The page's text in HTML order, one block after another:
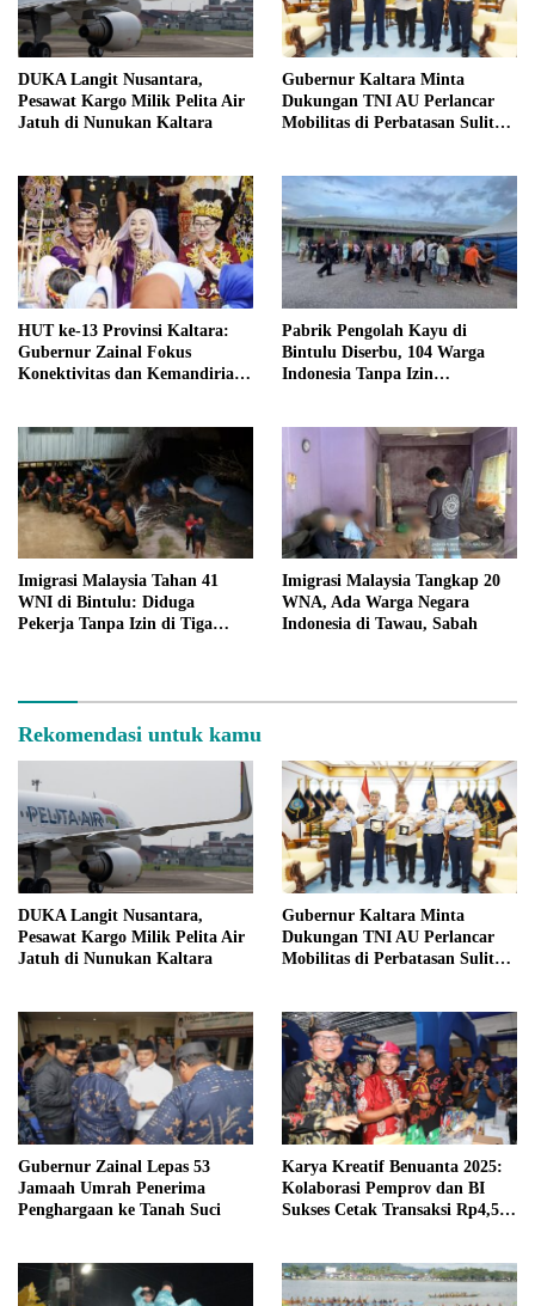
DUKA Langit Nusantara,
Pesawat Kargo Milik Pelita Air
Jatuh di Nunukan Kaltara
Gubernur Kaltara Minta
Dukungan TNI AU Perlancar
Mobilitas di Perbatasan Sulit
HUT ke-13 Provinsi Kaltara:
Gubernur Zainal Fokus
Konektivitas dan Kemandirian
Pabrik Pengolah Kayu di
Bintulu Diserbu, 104 Warga
Indonesia Tanpa Izin
Imigrasi Malaysia Tahan 41
WNI di Bintulu: Diduga
Pekerja Tanpa Izin di Tiga
Imigrasi Malaysia Tangkap 20
WNA, Ada Warga Negara
Indonesia di Tawau, Sabah
Rekomendasi untuk kamu
DUKA Langit Nusantara,
Pesawat Kargo Milik Pelita Air
Jatuh di Nunukan Kaltara
Gubernur Kaltara Minta
Dukungan TNI AU Perlancar
Mobilitas di Perbatasan Sulit
Gubernur Zainal Lepas 53
Jamaah Umrah Penerima
Penghargaan ke Tanah Suci
Karya Kreatif Benuanta 2025:
Kolaborasi Pemprov dan BI
Sukses Cetak Transaksi Rp4,5